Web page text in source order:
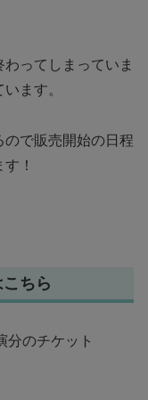
ってしまっていま
ます。
で販売開始の日程
！
ちら
分のチケット